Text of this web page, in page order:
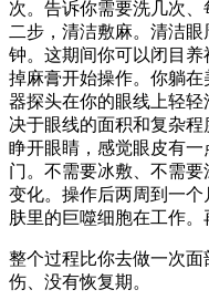
次。告诉你需要洗几次
二步，清洁敷麻。清洁
钟。这期间你可以闭目
掉麻膏开始操作。你躺
器探头在你的眼线上轻轻
决于眼线的面积和复杂
睁开眼睛，感觉眼皮有
门。不需要冰敷、不需
变化。操作后两周到一
肤里的巨噬细胞在工作。
整个过程比你去做一次
伤、没有恢复期。